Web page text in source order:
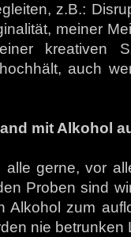
z.B.:
meiner
kreativen
auch
mit Alkohol
alle gerne, vor
Proben sind
Alkohol zum
nie betrunken